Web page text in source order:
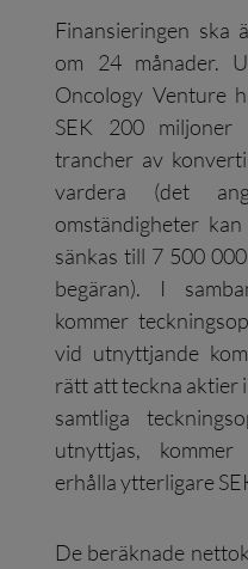
Finansieringen ska
om 24 månader.
Oncology Venture
SEK 200 miljoner
trancher av
vardera (det
omständigheter
sänkas till 7 500
begäran). I
kommer
vid utnyttjande
rätt att teckna aktier
samtliga
utnyttjas,
erhålla ytterligare
De beräknade